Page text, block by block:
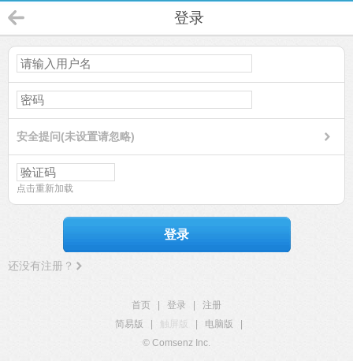
登录
安全提问(未设置请忽略)
点击重新加载
登录
还没有注册？
首页 登录
注册
简易版
触屏版 电脑版
© Comsenz Inc.